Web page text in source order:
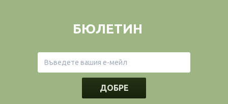
БЮЛЕТИН
ДОБРЕ